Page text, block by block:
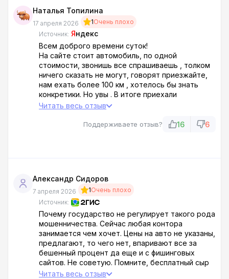
Наталья Топилина
17 апреля 2026 1Очень плохо
Источник: Яндекс
Всем доброго времени суток!
На сайте стоит автомобиль, по одной
стоимости, звонишь все спрашиваешь , толком
ничего сказать не могут, говорят приезжайте,
нам ехать более 100 км , хотелось бы знать
конкретики. Но увы . В итоге приехали
подписали кучу бумаг на якобы обработку
ехали , не показывают, якобы он на площадке
выше, и процент по кредиту, но извините, не на
столько же.
Данный автомагазин наша семья не советует,
зря потраченное время и деньги на бензин!
Читать весь отзыв
Поддерживаете отзыв? 16 6
Александр Сидоров
7 апреля 2026 1Очень плохо
Источник:
Почему государство не регулирует такого рода
мошенничества. Сейчас любая контора
занимается чем хочет. Цены на авто не указаны,
предлагают, то чего нет, впаривают все за
бешенный процент да еще и с фишинговых
сайтов. Не советую. Помните, бесплатный сыр
только в мышеловке
Читать весь отзыв